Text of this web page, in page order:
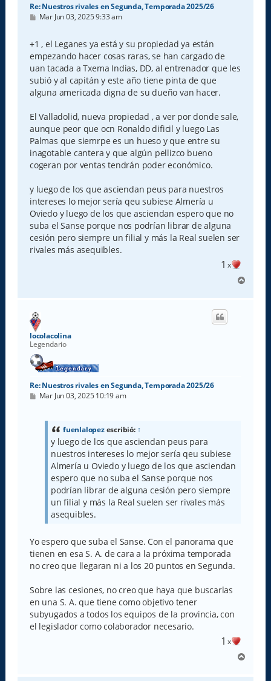
Re: Nuestros rivales en Segunda, Temporada 2025/26
M
s
a
j
e
Mar Jun 03, 2025 9:33 am
+1 , el Leganes ya está y su propiedad ya están
empezando hacer cosas raras, se han cargado de
uan tacada a Txema Indias, DD, al entrenador que les
subió y al capitán y este año tiene pinta de que
alguna americada digna de su dueño van hacer.
El Valladolid, nueva propiedad , a ver por donde sale,
aunque peor que ocn Ronaldo dificil y luego Las
Palmas que siemrpe es un hueso y que entre su
inagotable cantera y que algún pellizco bueno
cogeran por ventas tendrán poder económico.
y luego de los que asciendan peus para nuestros
intereses lo mejor sería qeu subiese Almería u
Oviedo y luego de los que asciendan espero que no
suba el Sanse porque nos podrían librar de alguna
cesión pero siempre un filial y más la Real suelen ser
rivales más asequibles.
1 x
r
locolacolina
Legendario
Re: Nuestros rivales en Segunda, Temporada 2025/26
M
Mar Jun 03, 2025 10:19 am
fuenlalopezescribió: ↑
y luego de los que asciendan peus para
nuestros intereses lo mejor sería qeu subiese
Almería u Oviedo y luego de los que asciendan
espero que no suba el Sanse porque nos
podrían librar de alguna cesión pero siempre
un filial y más la Real suelen ser rivales más
asequibles.
Yo espero que suba el Sanse. Con el panorama que
tienen en esa S. A. de cara a la próxima temporada
no creo que llegaran ni a los 20 puntos en Segunda.
Sobre las cesiones, no creo que haya que buscarlas
en una S. A. que tiene como objetivo tener
subyugados a todos los equipos de la provincia, con
el legislador como colaborador necesario.
1 x
r